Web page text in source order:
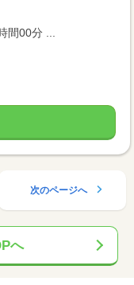
間00分 ...
次のページへ
へ